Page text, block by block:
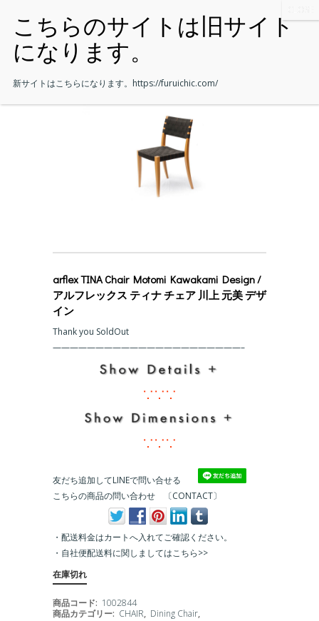
arflex TINA Chair Motomi Kawakami Design /
アルフレックス ティナ チェア 川上 元美 デザ
イン
Thank you SoldOut
友だち追加してLINEで問い合せる
こちらの商品の問い合わせ 〔CONTACT〕
・配送料金はカートへ入れてご確認ください。
・ 自社便配送料に関しましてはこちら>>
在庫切れ
商品コード: 1002844
商品カテゴリー: CHAIR, Dining Chair,
新サイトはこちらになります。 https://furuichic.com/